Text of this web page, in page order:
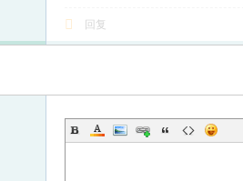
回复